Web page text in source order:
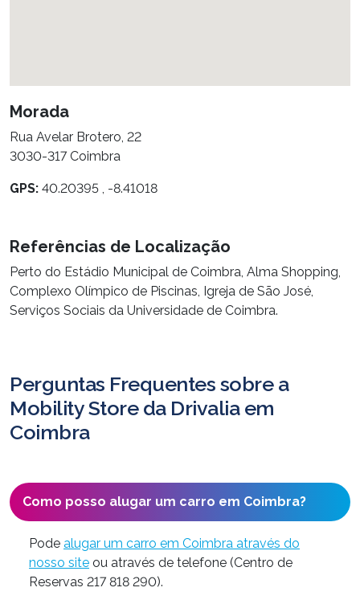
Morada
Rua Avelar Brotero, 22
3030-317 Coimbra
GPS: 40.20395 , -8.41018
Referências de Localização
Perto do Estádio Municipal de Coimbra, Alma Shopping,
Complexo Olímpico de Piscinas, Igreja de São José,
Serviços Sociais da Universidade de Coimbra.
Perguntas Frequentes sobre a
Mobility Store da Drivalia em
Coimbra
Como posso alugar um carro em Coimbra?
Pode alugar um carro em Coimbra através do
nosso site ou através de telefone (Centro de
Reservas 217 818 290).